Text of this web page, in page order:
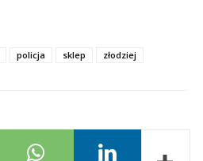
policja sklep złodziej